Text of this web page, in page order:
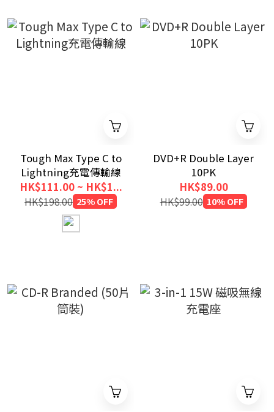
Tough Max Type C to
Lightning充電傳輸線
HK$111.00 ~ HK$1...
HK$198.00 25% OFF
DVD+R Double Layer
10PK
HK$89.00
HK$99.00 10% OFF